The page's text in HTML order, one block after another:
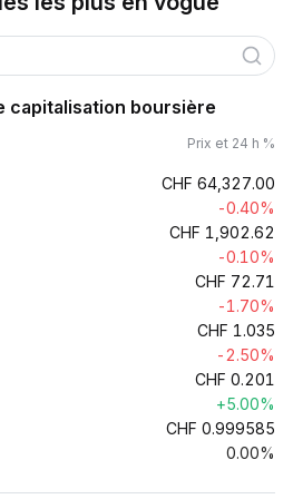
capitalisation boursière
Prix et 24 h %
CHF 64,327.00
-0.40%
CHF 1,902.62
-0.10%
CHF 72.71
-1.70%
CHF 1.035
-2.50%
CHF 0.201
+5.00%
CHF 0.999585
0.00%